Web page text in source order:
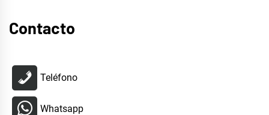
Contacto
Teléfono
Whatsapp